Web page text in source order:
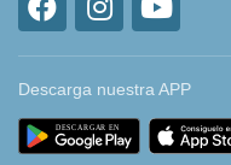
Descarga nuestra APP